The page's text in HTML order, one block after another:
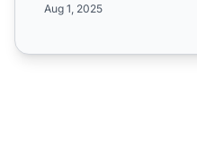
Aug 1, 2025